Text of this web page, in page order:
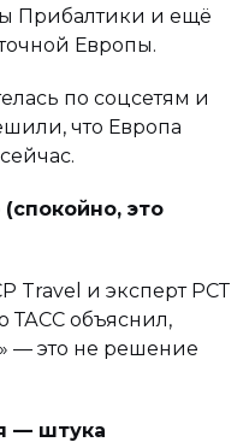
Прибалтики и ещё
Европы.
по соцсетям и
что Европа
это
Travel и эксперт РСТ
ТАСС объяснил,
— это не решение
— штука